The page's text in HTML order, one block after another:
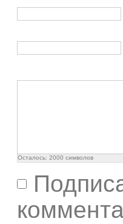
Осталось: 2000 символов